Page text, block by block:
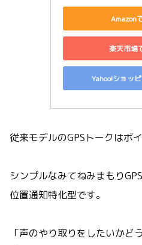
Amazon
楽天市場
Yahoo!ショッ
従来モデルのGPSトークはボ
シンプルなみてねみまもり
位置通知特化型です。
「声のやり取りをしたいかど